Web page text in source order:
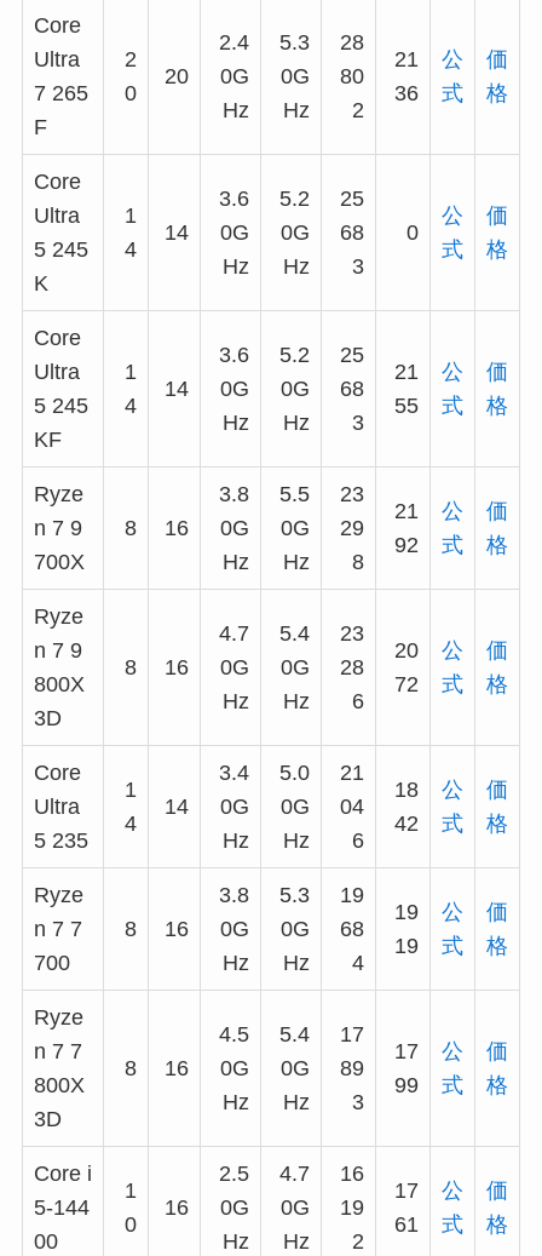
Core
Ultra
7 265
F
2
0
20
2.4
0G
Hz
5.3
0G
Hz
28
80
2
21
36
公
式
価
格
Core
Ultra
5 245
K
1
4
14
3.6
0G
Hz
5.2
0G
Hz
25
68
3
0
公
式
価
格
Core
Ultra
5 245
KF
1
4
14
3.6
0G
Hz
5.2
0G
Hz
25
68
3
21
55
公
式
価
格
Ryze
n 7 9
700X
8 16
3.8
0G
Hz
5.5
0G
Hz
23
29
8
21
92
公
式
価
格
Ryze
n 7 9
800X
3D
8 16
4.7
0G
Hz
5.4
0G
Hz
23
28
6
20
72
公
式
価
格
Core
Ultra
5 235
1
4
14
3.4
0G
Hz
5.0
0G
Hz
21
04
6
18
42
公
式
価
格
Ryze
n 7 7
700
8 16
3.8
0G
Hz
5.3
0G
Hz
19
68
4
19
19
公
式
価
格
Ryze
n 7 7
800X
3D
8 16
4.5
0G
Hz
5.4
0G
Hz
17
89
3
17
99
公
式
価
格
Core i
5-144
00
1
0
16
2.5
0G
Hz
4.7
0G
Hz
16
19
2
17
61
公
式
価
格